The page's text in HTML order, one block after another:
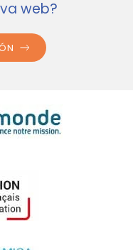
web?